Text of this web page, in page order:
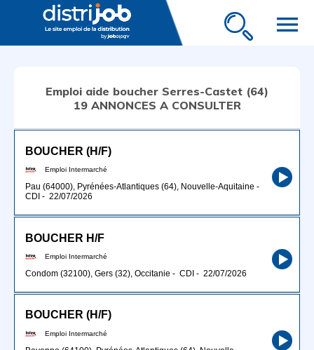
menu
Emploi aide boucher Serres-Castet (64)
19 ANNONCES A CONSULTER
BOUCHER (H/F)
Emploi Intermarché
Pau (64000), Pyrénées-Atlantiques (64), Nouvelle-Aquitaine -
CDI - 22/07/2026
BOUCHER H/F
Emploi Intermarché
Condom (32100), Gers (32), Occitanie - CDI - 22/07/2026
BOUCHER (H/F)
Emploi Intermarché